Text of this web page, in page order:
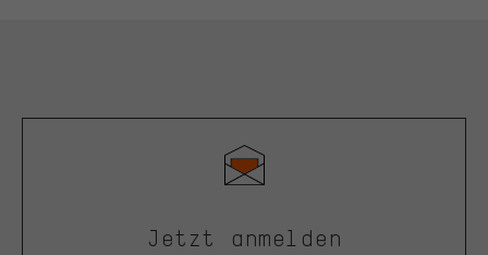
Jetzt anmelden